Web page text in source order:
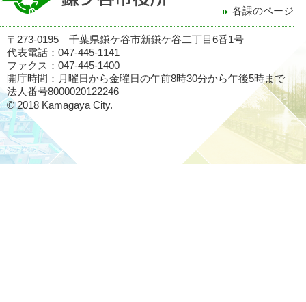
各課のページ
〒273-0195 千葉県鎌ケ谷市新鎌ケ谷二丁目6番1号
代表電話：047-445-1141
ファクス：047-445-1400
開庁時間：月曜日から金曜日の午前8時30分から午後5時まで
法人番号8000020122246
© 2018 Kamagaya City.